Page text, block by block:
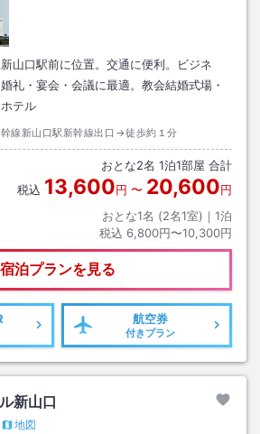
山口駅前に位置。交通に便利。ビジネ
礼・宴会・会議に最適。教会結婚式場・
テル
幹線新山口駅新幹線出口→徒歩約１分
おとな2名 1泊1部屋 合計
税込 13,600円 〜 20,600円
おとな1名 (2名1室)｜ 1泊
税込 6,800円〜10,300円
宿泊プランを見る
航空券
付きプラン
新山口
地図